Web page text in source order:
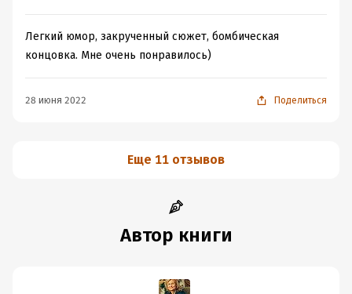
Легкий юмор, закрученный сюжет, бомбическая
концовка. Мне очень понравилось)
28 июня 2022 Поделиться
Еще 11 отзывов
Автор книги